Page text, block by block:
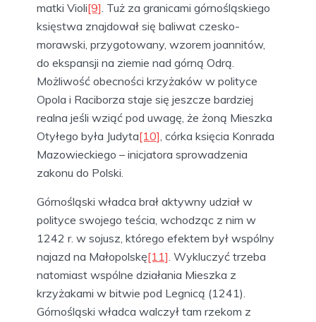
matki Violi[9]. Tuż za granicami górnośląskiego
księstwa znajdował się baliwat czesko-
morawski, przygotowany, wzorem joannitów,
do ekspansji na ziemie nad górną Odrą.
Możliwość obecności krzyżaków w polityce
Opola i Raciborza staje się jeszcze bardziej
realna jeśli wziąć pod uwagę, że żoną Mieszka
Otyłego była Judyta[10], córka księcia Konrada
Mazowieckiego – inicjatora sprowadzenia
zakonu do Polski.
Górnośląski władca brał aktywny udział w
polityce swojego teścia, wchodząc z nim w
1242 r. w sojusz, którego efektem był wspólny
najazd na Małopolskę[11]. Wykluczyć trzeba
natomiast wspólne działania Mieszka z
krzyżakami w bitwie pod Legnicą (1241).
Górnośląski władca walczył tam rzekom z